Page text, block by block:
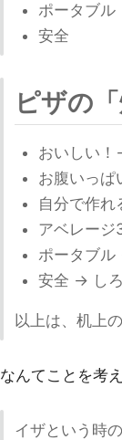
ポータブル
安全
ピザの
おいしい！
お腹いっぱ
自分で作
アベレー
ポータブ
安全 → し
以上は、机上
なんてことを考え
イザという時